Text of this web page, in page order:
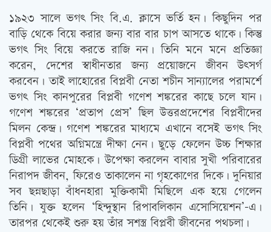
১৯২৩ সালে ভগৎ সিং বি.এ. ক্লাসে ভর্তি হন। কিছুদিন পর
বাড়ি থেকে বিয়ে করার জন্য বার বার চাপ আসতে থাকে। কিন্তু
ভগৎ সিং বিয়ে করতে রাজি নন। তিনি মনে মনে প্রতিজ্ঞা
করেন, দেশের স্বাধীনতার জন্য প্রয়োজনে জীবন উৎসর্গ
করবেন। তাই লাহোরের বিপ্লবী নেতা শচীন সান্যালের পরামর্শে
ভগৎ সিং কানপুরের বিপ্লবী গণেশ শঙ্করের কাছে চলে যান।
গণেশ শঙ্করের ‘প্রতাপ প্রেস’ ছিল উত্তরপ্রদেশের বিপ্লবীদের
মিলন কেন্দ্র। গণেশ শঙ্করের মাধ্যমে এখানে বসেই ভগৎ সিং
বিপ্লবী পথের অগ্নিমন্ত্রে দীক্ষা নেন। ছুড়ে ফেলেন উচ্চ শিক্ষার
ডিগ্রী লাভের মোহকে। উপেক্ষা করলেন বাবার সুখী পরিবারের
নিরাপদ জীবন, ফিরেও তাকালেন না গৃহকোণের দিকে। দুনিয়ার
সব ছন্নছাড়া বাঁধনহারা মুক্তিকামী মিছিলে এক হয়ে গেলেন
তিনি। যুক্ত হলেন ‘হিন্দুস্থান রিপাবলিকান এসোসিয়েশন’-এ।
তারপর থেকেই শুরু হয় তাঁর সশস্ত্র বিপ্লবী জীবনের পথচলা।